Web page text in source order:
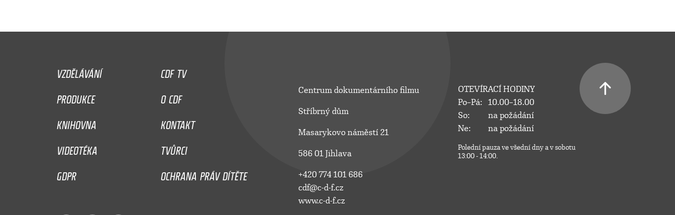
VZDĚLÁVÁNÍ
CDF TV
PRODUKCE
O CDF
KNIHOVNA
KONTAKT
VIDEOTÉKA
TVŮRCI
GDPR
OCHRANA PRÁV DÍTĚTE
Centrum dokumentárního filmu
Stříbrný dům
Masarykovo náměstí 21
586 01 Jihlava
+420 774 101 686
cdf@c-d-f.cz
www.c-d-f.cz
OTEVÍRACÍ HODINY
Po–Pá:
10.00–18.00
So:
na požádání
Ne:
na požádání
Polední pauza ve všední dny a v sobotu
13:00 - 14:00.